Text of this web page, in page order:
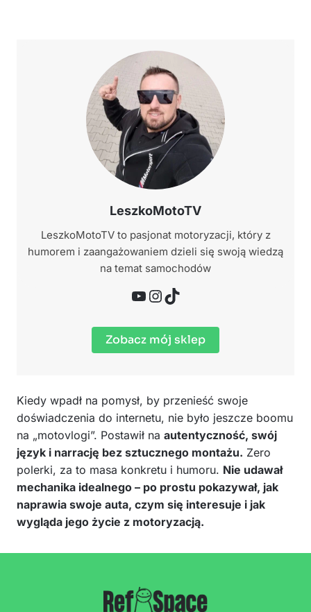
LeszkoMotoTV
LeszkoMotoTV to pasjonat motoryzacji, który z
humorem i zaangażowaniem dzieli się swoją wiedzą
na temat samochodów
YouTube InstagramTikTok
Zobacz mój sklep
Kiedy wpadł na pomysł, by przenieść swoje
doświadczenia do internetu, nie było jeszcze boomu
na „motovlogi”. Postawił na autentyczność, swój
język i narrację bez sztucznego montażu. Zero
polerki, za to masa konkretu i humoru. Nie udawał
mechanika idealnego – po prostu pokazywał, jak
naprawia swoje auta, czym się interesuje i jak
wygląda jego życie z motoryzacją.